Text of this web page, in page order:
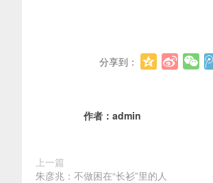
分享到：
作者： admin
上一篇
朱彦兆：不做困在“长衫”里的人